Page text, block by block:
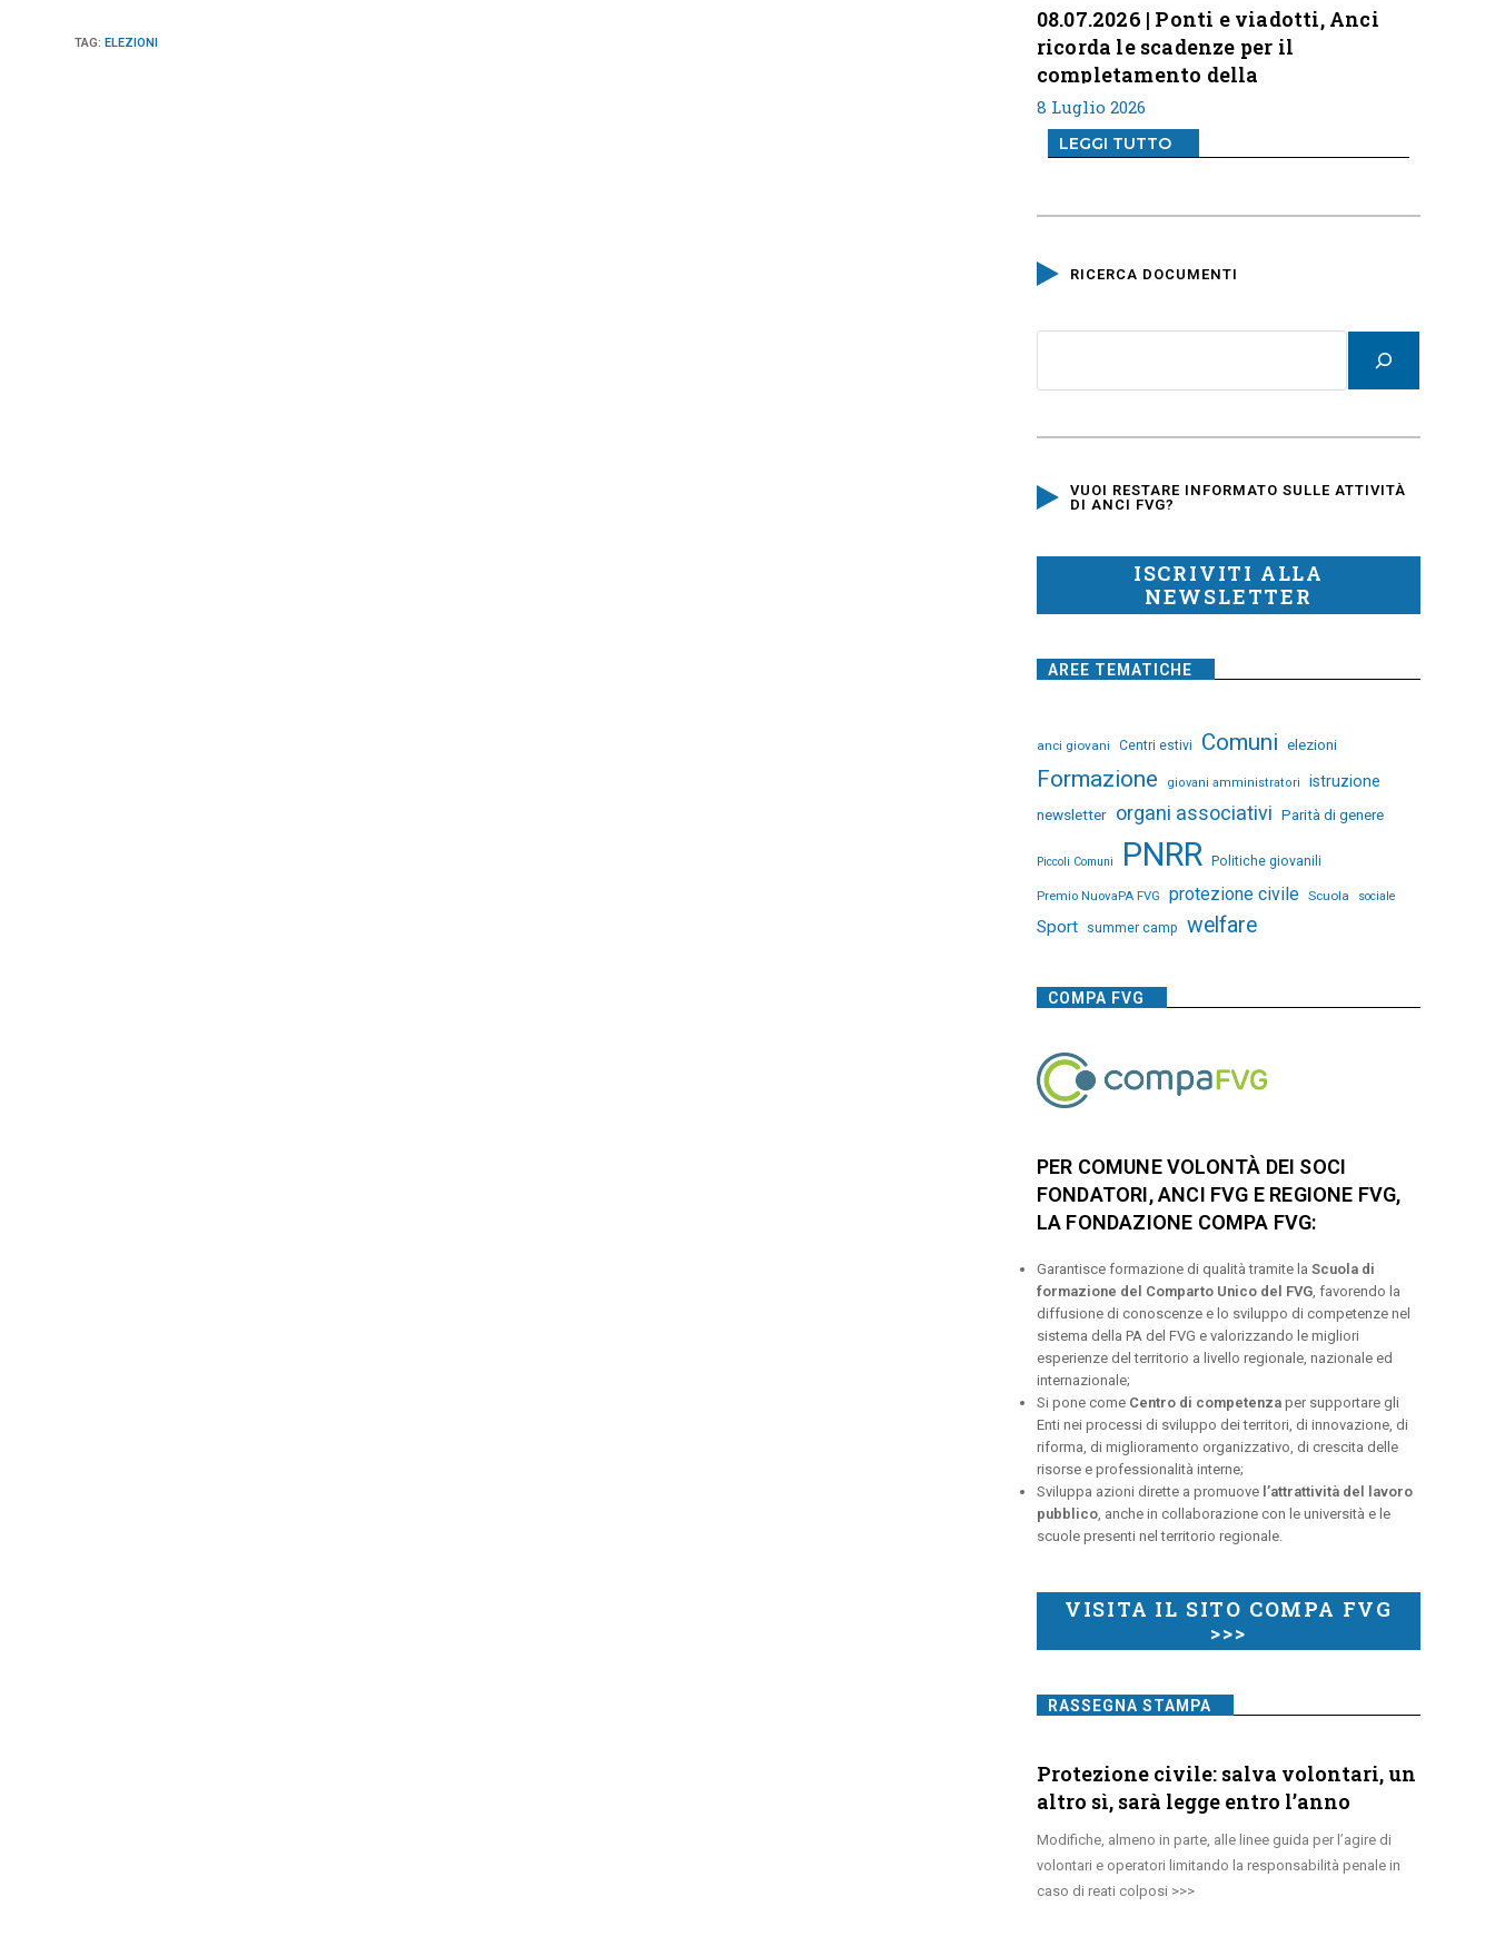
TAG:ELEZIONI
08.07.2026 | Ponti e viadotti, Anci
ricorda le scadenze per il
completamento della
classificazione del rischio
8 Luglio 2026
LEGGI TUTTO
RICERCA DOCUMENTI
VUOI RESTARE INFORMATO SULLE ATTIVITÀ
DI ANCI FVG?
ISCRIVITI ALLA
NEWSLETTER
AREE TEMATICHE
anci giovani Centri estivi Comuni elezioni
Formazione giovani amministratori
istruzione
newsletter organi associativi Parità di genere
Piccoli Comuni PNRR Politiche giovanili
Premio NuovaPA FVG protezione civile Scuola sociale
Sport summer camp welfare
COMPA FVG
PER COMUNE VOLONTÀ DEI SOCI
FONDATORI, ANCI FVG E REGIONE FVG,
LA FONDAZIONE COMPA FVG:
Garantisce formazione di qualità tramite la Scuola di
formazione del Comparto Unico del FVG, favorendo la
diffusione di conoscenze e lo sviluppo di competenze nel
sistema della PA del FVG e valorizzando le migliori
esperienze del territorio a livello regionale, nazionale ed
internazionale;
Si pone come Centro di competenzaper supportare gli
Enti nei processi di sviluppo dei territori, di innovazione, di
riforma, di miglioramento organizzativo, di crescita delle
risorse e professionalità interne;
Sviluppa azioni dirette a promuove l’attrattività del lavoro
pubblico, anche in collaborazione con le università e le
scuole presenti nel territorio regionale.
VISITA IL SITO COMPA FVG
>>>
RASSEGNA STAMPA
Protezione civile: salva volontari, un
altro sì, sarà legge entro l’anno
Modifiche, almeno in parte, alle linee guida per l’agire di
volontari e operatori limitando la responsabilità penale in
caso di reati colposi